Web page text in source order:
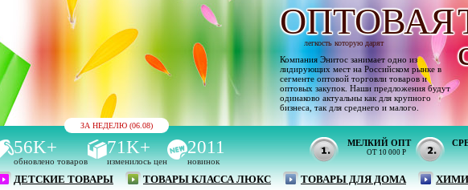
ЗА НЕДЕЛЮ (06.08)
56K+
обновлено товаров
71K+
изменилось цен
2011
новинок
МЕЛКИЙ ОПТ
ОТ 10 000 Р
ДЕТСКИЕ ТОВАРЫ ТОВАРЫ КЛАССА ЛЮКС ТОВАРЫ ДЛЯ ДОМА
ОПТОВАЯ
легкость которую дарят
Компания Энитос занимает одно из
лидирующих мест на Российском рынке в
сегменте оптовой торговли товаров и
оптовых закупок. Наши предложения будут
одинаково актуальны как для крупного
бизнеса, так для среднего и малого.